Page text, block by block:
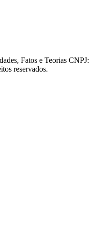
Fatos e Teorias CNPJ:
reservados.